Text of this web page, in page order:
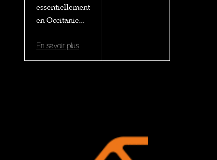
essentiellement
en Occitanie...
En savoir plus